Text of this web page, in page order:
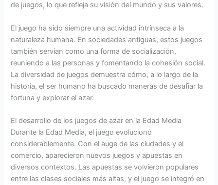
de juegos, lo que refleja su visión del mundo y sus valores.
El juego ha sido siempre una actividad intrínseca a la
naturaleza humana. En sociedades antiguas, estos juegos
también servían como una forma de socialización,
reuniendo a las personas y fomentando la cohesión social.
La diversidad de juegos demuestra cómo, a lo largo de la
historia, el ser humano ha buscado maneras de desafiar la
fortuna y explorar el azar.
El desarrollo de los juegos de azar en la Edad Media
Durante la Edad Media, el juego evolucionó
considerablemente. Con el auge de las ciudades y el
comercio, aparecieron nuevos juegos y apuestas en
diversos contextos. Las apuestas se volvieron populares
entre las clases sociales más altas, y el juego se integró en